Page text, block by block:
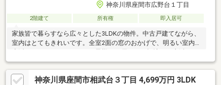
神奈川県座間市広野台１丁目
2階建て 所有権 即入居可
家族皆で暮らすなら広々とした3LDKの物件。中古戸建てながら、
室内はとてもきれいです。全室2面の窓のおかげで、明るい室内で
生活することができます。お子様にも優しい平坦地での生活はい
かがでしょうか
神奈川県座間市相武台３丁目 4,699万円 3LDK